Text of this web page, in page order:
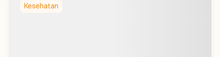
Kesehatan